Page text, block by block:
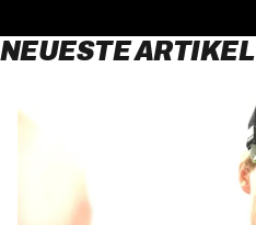
NEUESTE ARTIKEL